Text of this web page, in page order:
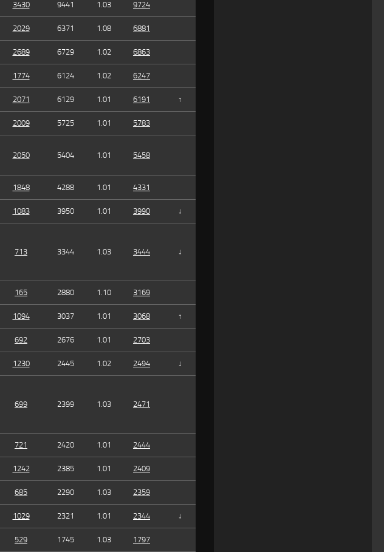
3430 9441 1.03 9724
2029 6371 1.08 6881
2689 6729 1.02 6863
1774 6124 1.02 6247
2071 6129 1.01 6191 ↑
2009 5725 1.01 5783
2050 5404 1.01 5458
1848 4288 1.01 4331
1083 3950 1.01 3990 ↓
713 3344 1.03 3444 ↓
165 2880 1.10 3169
1094 3037 1.01 3068 ↑
692 2676 1.01 2703
1230 2445 1.02 2494 ↓
699 2399 1.03 2471
721 2420 1.01 2444
1242 2385 1.01 2409
685 2290 1.03 2359
1029 2321 1.01 2344 ↓
529 1745 1.03 1797